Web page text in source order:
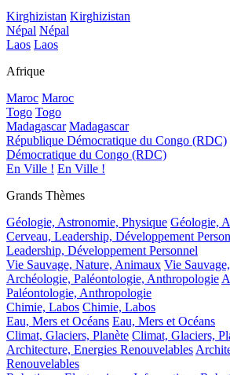
Kirghizistan Kirghizistan
Népal Népal
Laos Laos
Afrique
Maroc Maroc
Togo Togo
Madagascar Madagascar
République Démocratique du Congo (RDC)
Démocratique du Congo (RDC)
En Ville ! En Ville !
Grands Thèmes
Géologie, Astronomie, Physique Géologie,
Cerveau, Leadership, Développement
Leadership, Développement Personnel
Vie Sauvage, Nature, Animaux Vie
Archéologie, Paléontologie, Anthropologie
Paléontologie, Anthropologie
Chimie, Labos Chimie, Labos
Eau, Mers et Océans Eau, Mers et Océans
Climat, Glaciers, Planète Climat, Glaciers,
Architecture, Energies Renouvelables
Renouvelables